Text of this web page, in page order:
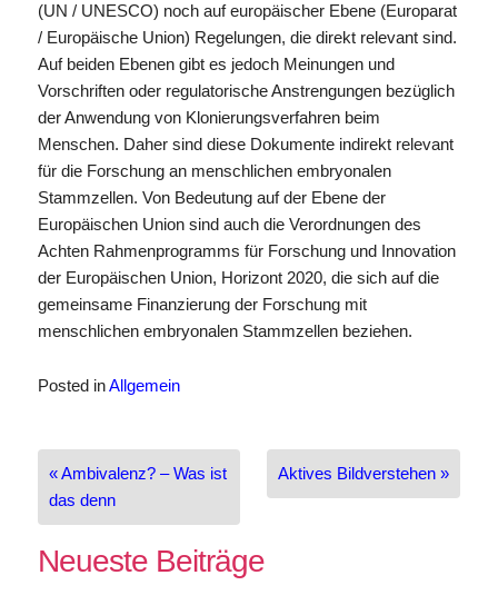
(UN / UNESCO) noch auf europäischer Ebene (Europarat
/ Europäische Union) Regelungen, die direkt relevant sind.
Auf beiden Ebenen gibt es jedoch Meinungen und
Vorschriften oder regulatorische Anstrengungen bezüglich
der Anwendung von Klonierungsverfahren beim
Menschen. Daher sind diese Dokumente indirekt relevant
für die Forschung an menschlichen embryonalen
Stammzellen. Von Bedeutung auf der Ebene der
Europäischen Union sind auch die Verordnungen des
Achten Rahmenprogramms für Forschung und Innovation
der Europäischen Union, Horizont 2020, die sich auf die
gemeinsame Finanzierung der Forschung mit
menschlichen embryonalen Stammzellen beziehen.
Posted inAllgemein
Beitragsnavigation
« Ambivalenz? – Was ist
das denn
Aktives Bildverstehen »
Neueste Beiträge